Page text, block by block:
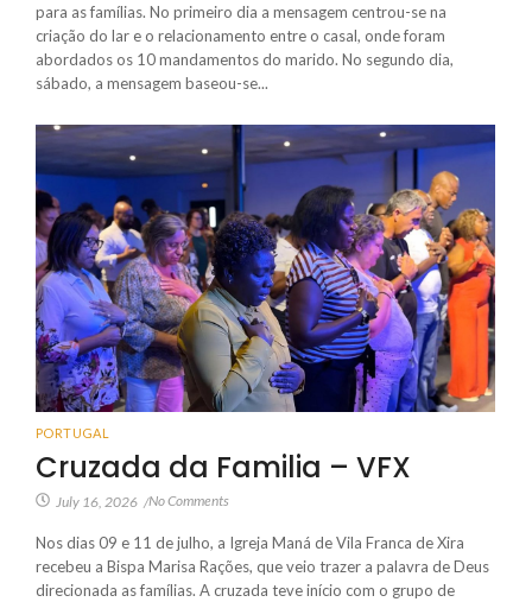
para as famílias. No primeiro dia a mensagem centrou-se na
criação do lar e o relacionamento entre o casal, onde foram
abordados os 10 mandamentos do marido. No segundo dia,
sábado, a mensagem baseou-se...
PORTUGAL
Cruzada da Familia – VFX
July 16, 2026 /No Comments
Nos dias 09 e 11 de julho, a Igreja Maná de Vila Franca de Xira
recebeu a Bispa Marisa Rações, que veio trazer a palavra de Deus
direcionada as famílias. A cruzada teve início com o grupo de